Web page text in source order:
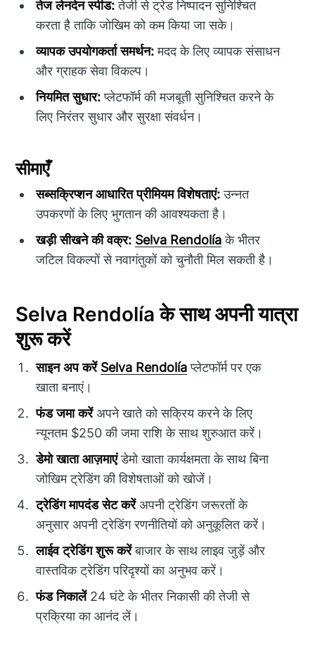
तेज लेनदेन स्पीड:तेजी से ट्रेड निष्पादन सुनिश्चित
करता है ताकि जोखिम को कम किया जा सके।
व्यापक उपयोगकर्ता समर्थन:मदद के लिए व्यापक संसाधन
और ग्राहक सेवा विकल्प।
नियमित सुधार:प्लेटफॉर्म की मजबूती सुनिश्चित करने के
लिए निरंतर सुधार और सुरक्षा संवर्धन।
सीमाएँ
सब्सक्रिप्शन आधारित प्रीमियम विशेषताएं:उन्नत
उपकरणों के लिए भुगतान की आवश्यकता है।
खड़ी सीखने की वक्र: Selva Rendolíaके भीतर
जटिल विकल्पों से नवागंतुकों को चुनौती मिल सकती है।
Selva Rendolía के साथ अपनी यात्रा
शुरू करें
साइन अप करें Selva Rendolíaप्लेटफॉर्म पर एक
खाता बनाएं।
फंड जमा करेंअपने खाते को सक्रिय करने के लिए
न्यूनतम $250 की जमा राशि के साथ शुरुआत करें।
डेमो खाता आज़माएंडेमो खाता कार्यक्षमता के साथ बिना
जोखिम ट्रेडिंग की विशेषताओं को खोजें।
ट्रेडिंग मापदंड सेट करेंअपनी ट्रेडिंग जरूरतों के
अनुसार अपनी ट्रेडिंग रणनीतियों को अनुकूलित करें।
लाईव ट्रेडिंग शुरू करेंबाजार के साथ लाइव जुड़ें और
वास्तविक ट्रेडिंग परिदृश्यों का अनुभव करें।
फंड निकालें24 घंटे के भीतर निकासी की तेजी से
प्रक्रिया का आनंद लें।